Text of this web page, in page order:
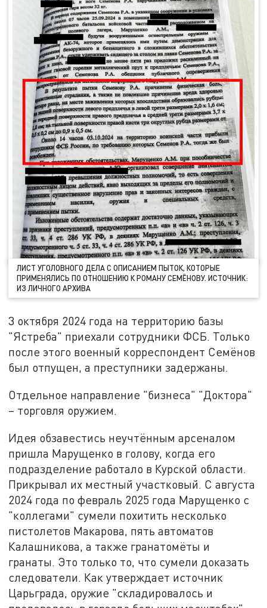
ЛИСТ УГОЛОВНОГО ДЕЛА С ОПИСАНИЕМ ПЫТОК, КОТОРЫЕ
ПРИМЕНЯЛИСЬ ПО ОТНОШЕНИЮ К РОМАНУ СЕМЁНОВУ. ИСТОЧНИК:
ИЗ ЛИЧНОГО АРХИВА
3 октября 2024 года на территорию базы
"Ястреба" приехали сотрудники ФСБ. Только
после этого военный корреспондент Семёнов
был отпущен, а преступники задержаны.
Отдельное направление "бизнеса" "Доктора"
– торговля оружием.
Идея обзавестись неучтённым арсеналом
пришла Марущенко в голову, когда его
подразделение работало в Курской области.
Прикрывал их местный участковый. С августа
2024 года по февраль 2025 года Марущенко с
"коллегами" сумели похитить несколько
пистолетов Макарова, пять автоматов
Калашникова, а также гранатомёты и
гранаты. Это только то, что сумели доказать
следователи. Как утверждает источник
Царьграда, оружие "складировалось и